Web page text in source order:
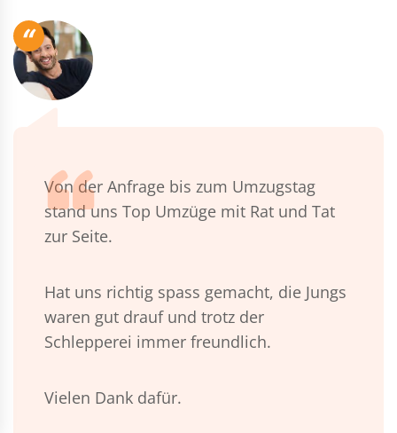
“
Von der Anfrage bis zum Umzugstag
stand uns Top Umzüge mit Rat und Tat
zur Seite.
Hat uns richtig spass gemacht, die Jungs
waren gut drauf und trotz der
Schlepperei immer freundlich.
Vielen Dank dafür.